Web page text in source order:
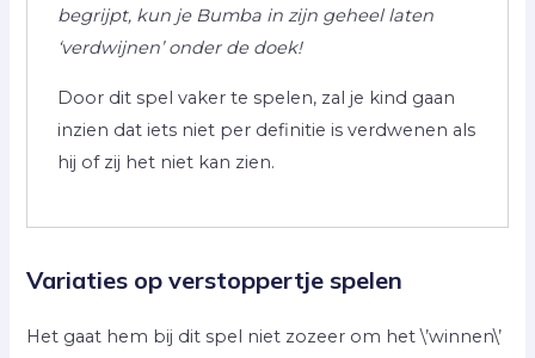
begrijpt, kun je Bumba in zijn geheel laten
‘verdwijnen’ onder de doek!
Door dit spel vaker te spelen, zal je kind gaan
inzien dat iets niet per definitie is verdwenen als
hij of zij het niet kan zien.
Variaties op verstoppertje spelen
Het gaat hem bij dit spel niet zozeer om het \’winnen\’